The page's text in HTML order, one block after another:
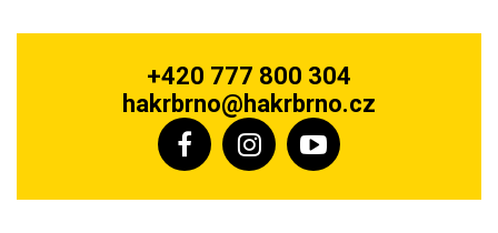
+420 777 800 304
hakrbrno@hakrbrno.cz